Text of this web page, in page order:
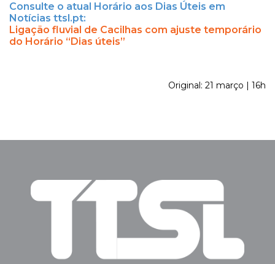
Consulte o atual Horário aos Dias Úteis em
Notícias ttsl.pt:
Ligação fluvial de Cacilhas com ajuste temporário
do Horário “Dias úteis”
Original: 21 março | 16h